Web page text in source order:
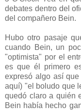
debates dentro del
del compañero Bein.
Hubo otro pasaje
cuando Bein, un
"optimista" por el
es que él primero
expresó algo así
aquí) "el boludo que
quedó claro a quién
Bein había hecho